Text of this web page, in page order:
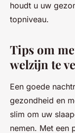
houdt u uw
topniveau.
Tips om
welzijn te
Een goede
gezondheid en
slim om uw
nemen. Met een